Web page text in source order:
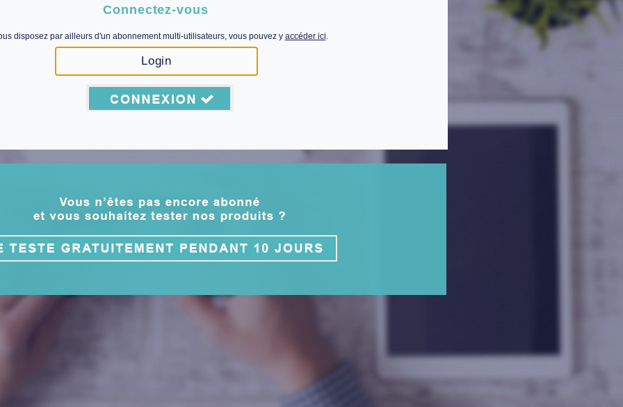
Connectez-vous
disposez par ailleurs d'un abonnement multi-utilisateurs, vous pouvez y accéder ici.